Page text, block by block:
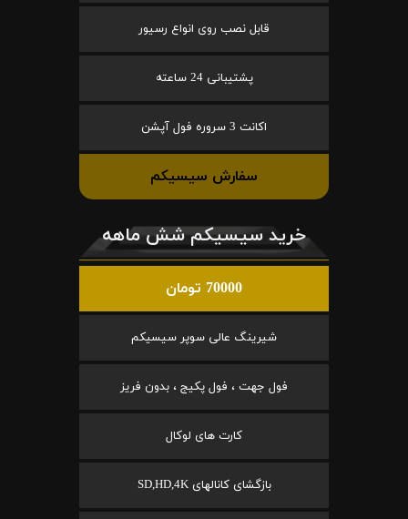
قابل نصب روی انواع رسیور
پشتیبانی 24 ساعته
اکانت 3 سروره فول آپشن
سفارش سیسیکم
خرید سیسیکم شش ماهه
70000 تومان
شیرینگ عالی سوپر سیسیکم
فول جهت ، فول پکیج ، بدون فریز
کارت های لوکال
بازگشای کانالهای SD,HD,4K